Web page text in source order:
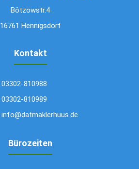
Bötzowstr.4
16761 Hennigsdorf
Kontakt
03302-810988
03302-810989
info@datmaklerhuus.de
Bürozeiten